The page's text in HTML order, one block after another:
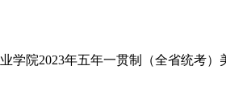
学院2023年五年一贯制（全省统考）